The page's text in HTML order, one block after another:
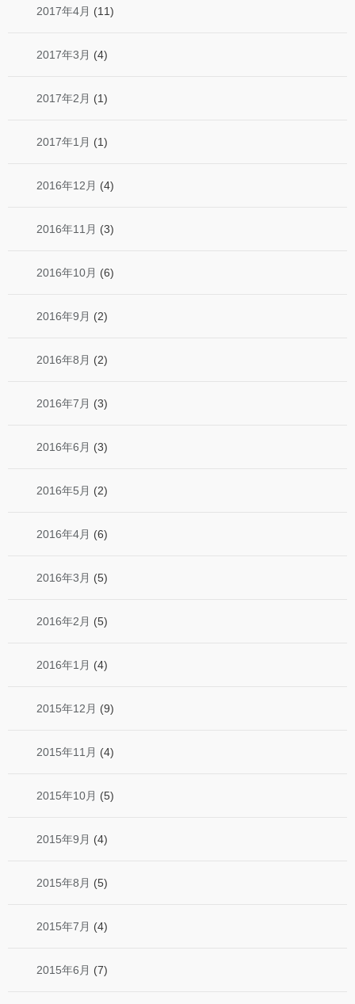
2017年4月 (11)
2017年3月 (4)
2017年2月 (1)
2017年1月 (1)
2016年12月 (4)
2016年11月 (3)
2016年10月 (6)
2016年9月 (2)
2016年8月 (2)
2016年7月 (3)
2016年6月 (3)
2016年5月 (2)
2016年4月 (6)
2016年3月 (5)
2016年2月 (5)
2016年1月 (4)
2015年12月 (9)
2015年11月 (4)
2015年10月 (5)
2015年9月 (4)
2015年8月 (5)
2015年7月 (4)
2015年6月 (7)